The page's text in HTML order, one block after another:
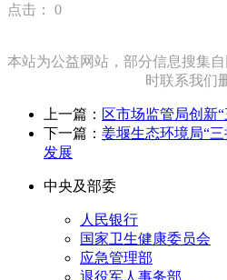
点击： 0
本站为公益网站，部分信息搜集
时联系我们
上一篇： 区市场监管局创新
下一篇： 姜堰生态环境局“
发展
中央及部委
人民银行
国家卫生健康委员会
应急管理部
退役军人事务部